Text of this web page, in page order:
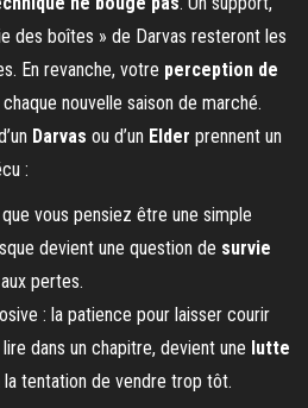
des boîtes » de Darvas resteront les
En revanche, votre perception de
nouvelle saison de marché.
Darvas ou d’un Elder prennent un
:
vous pensiez être une simple
devient une question de survie
pertes.
: la patience pour laisser courir
dans un chapitre, devient une lutte
la tentation de vendre trop tôt.